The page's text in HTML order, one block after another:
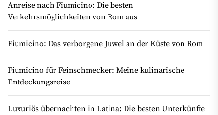
Anreise nach Fiumicino: Die besten
Verkehrsmöglichkeiten von Rom aus
Fiumicino: Das verborgene Juwel an der Küste von Rom
Fiumicino für Feinschmecker: Meine kulinarische
Entdeckungsreise
Luxuriös übernachten in Latina: Die besten Unterkünfte